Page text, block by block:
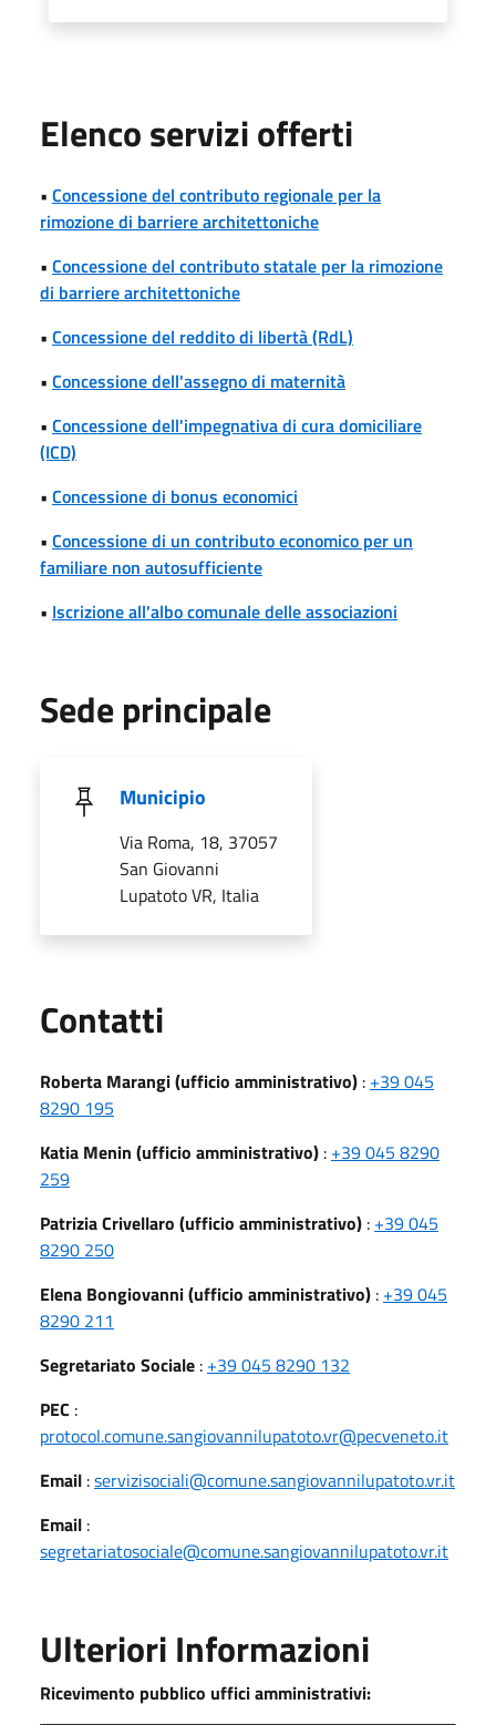
Elenco servizi offerti
• Concessione del contributo regionale per la
rimozione di barriere architettoniche
• Concessione del contributo statale per la rimozione
di barriere architettoniche
• Concessione del reddito di libertà (RdL)
• Concessione dell'assegno di maternità
• Concessione dell'impegnativa di cura domiciliare
(ICD)
• Concessione di bonus economici
• Concessione di un contributo economico per un
familiare non autosufficiente
• Iscrizione all'albo comunale delle associazioni
Sede principale
Municipio
Via Roma, 18, 37057
San Giovanni
Lupatoto VR, Italia
Contatti
Roberta Marangi (ufficio amministrativo) : +39 045
8290 195
Katia Menin (ufficio amministrativo) : +39 045 8290
259
Patrizia Crivellaro (ufficio amministrativo) : +39 045
8290 250
Elena Bongiovanni (ufficio amministrativo) : +39 045
8290 211
Segretariato Sociale : +39 045 8290 132
PEC :
protocol.comune.sangiovannilupatoto.vr@pecveneto.it
Email :servizisociali@comune.sangiovannilupatoto.vr.it
Email :
segretariatosociale@comune.sangiovannilupatoto.vr.it
Ulteriori Informazioni
Ricevimento pubblico uffici amministrativi: